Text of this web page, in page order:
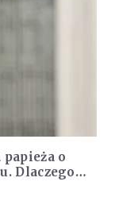
o
Dlaczego